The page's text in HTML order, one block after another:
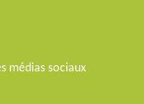
médias sociaux